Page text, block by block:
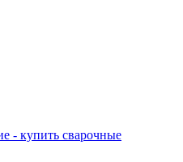
- купить сварочные